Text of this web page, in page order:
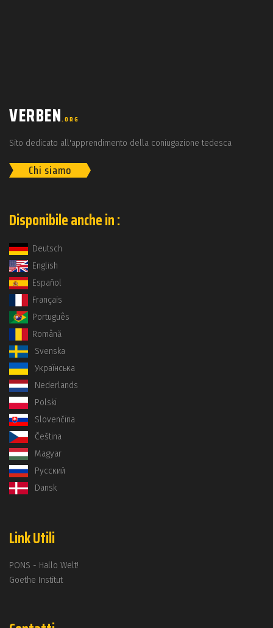
VERBEN.ORG
Sito dedicato all'apprendimento della coniugazione tedesca
Chi siamo
Disponibile anche in :
Deutsch
English
Español
Français
Português
Română
Svenska
Українська
Nederlands
Polski
Slovenčina
Čeština
Magyar
Русский
Dansk
Link Utili
PONS - Hallo Welt!
Goethe Institut